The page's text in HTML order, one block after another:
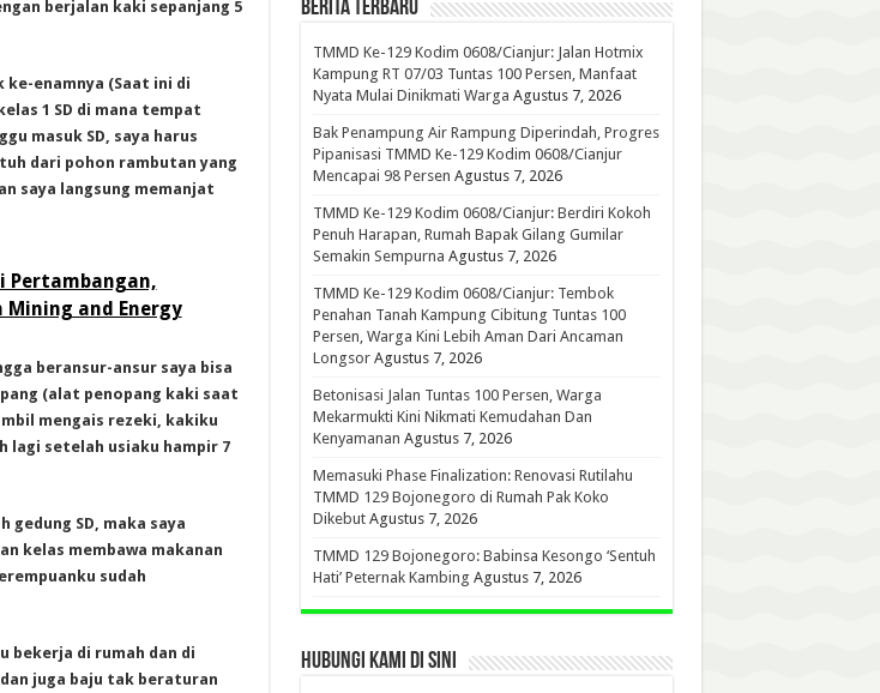
berjalan kaki sepanjang 5
enamnya (Saat ini di
1 SD di mana tempat
masuk SD, saya harus
dari pohon rambutan yang
saya langsung memanjat
Pertambangan,
Mining and Energy
beransur-ansur saya bisa
(alat penopang kaki saat
mengais rezeki, kakiku
lagi setelah usiaku hampir 7
gedung SD, maka saya
kelas membawa makanan
sudah
bekerja di rumah dan di
juga baju tak beraturan
BERITA TERBARU
TMMD Ke-129 Kodim 0608/Cianjur: Jalan Hotmix
Kampung RT 07/03 Tuntas 100 Persen, Manfaat
Nyata Mulai Dinikmati Warga Agustus 7, 2026
Bak Penampung Air Rampung Diperindah, Progres
Pipanisasi TMMD Ke-129 Kodim 0608/Cianjur
Mencapai 98 Persen Agustus 7, 2026
TMMD Ke-129 Kodim 0608/Cianjur: Berdiri Kokoh
Penuh Harapan, Rumah Bapak Gilang Gumilar
Semakin Sempurna Agustus 7, 2026
TMMD Ke-129 Kodim 0608/Cianjur: Tembok
Penahan Tanah Kampung Cibitung Tuntas 100
Persen, Warga Kini Lebih Aman Dari Ancaman
Longsor Agustus 7, 2026
Betonisasi Jalan Tuntas 100 Persen, Warga
Mekarmukti Kini Nikmati Kemudahan Dan
Kenyamanan Agustus 7, 2026
Memasuki Phase Finalization: Renovasi Rutilahu
TMMD 129 Bojonegoro di Rumah Pak Koko
Dikebut Agustus 7, 2026
TMMD 129 Bojonegoro: Babinsa Kesongo ‘Sentuh
Hati’ Peternak Kambing Agustus 7, 2026
HUBUNGI KAMI DI SINI